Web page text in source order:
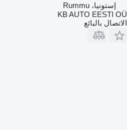
إستونيا، Rummu
KB AUTO EESTI OÜ
الاتصال بالبائع